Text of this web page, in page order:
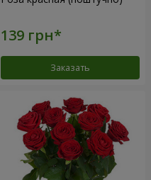
Заказать